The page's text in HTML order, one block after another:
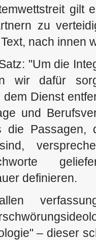
gilt
zu
nach innen
"Um die
wir dafür
Dienst
und
die Passagen,
definieren.
– dieser